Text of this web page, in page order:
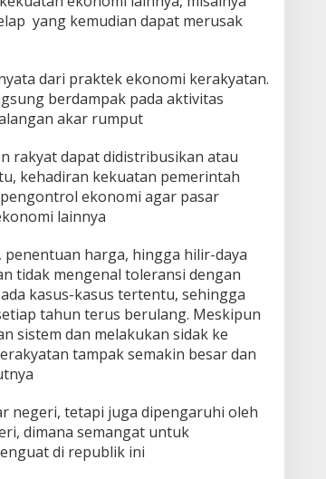
yang kemudian dapat merusak
dari praktek ekonomi kerakyatan.
berdampak pada aktivitas
akar rumput
rakyat dapat didistribusikan atau
kehadiran kekuatan pemerintah
ekonomi agar pasar
lainnya
harga, hingga hilir-daya
tidak mengenal toleransi dengan
kasus-kasus tertentu, sehingga
tahun terus berulang. Meskipun
sistem dan melakukan sidak ke
tampak semakin besar dan
negeri, tetapi juga dipengaruhi oleh
dimana semangat untuk
di republik ini